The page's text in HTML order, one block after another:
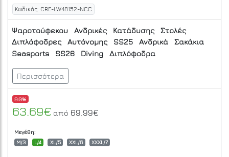
Κωδικός: CRE-LW48152-NCC
Ψαροτούφεκου Ανδρικές Κατάδυσης
Στολές
Διπλόφοδρες
Αυτόνομης SS25 Ανδρικά
Σακάκια
Seasports
SS26 Diving Διπλόφοδρα
Περισσότερα
9.0%
63.69€ από 69.99€
Μεγέθη:
M/3
L/4 XL/5 XXL/6 XXXL/7